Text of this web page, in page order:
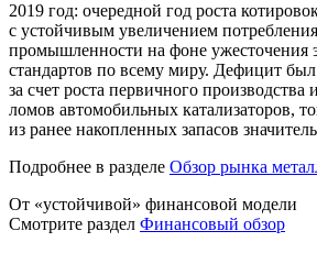
2019 год: очередной год роста
с устойчивым увеличением
промышленности на фоне ужесточения
стандартов по всему миру. Дефицит
за счет роста первичного производства
ломов автомобильных катализаторов,
из ранее накопленных запасов
Подробнее в разделе Обзор рынка
От «устойчивой» финансовой модели
Смотрите раздел Финансовый обзор